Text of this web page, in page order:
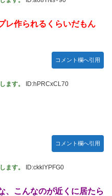
レ作られるくらいだもん
コメント欄へ引用
ます。 ID:hPRCxCL70
コメント欄へ引用
ます。 ID:ckklYPFG0
、こんなのが近くに居たら